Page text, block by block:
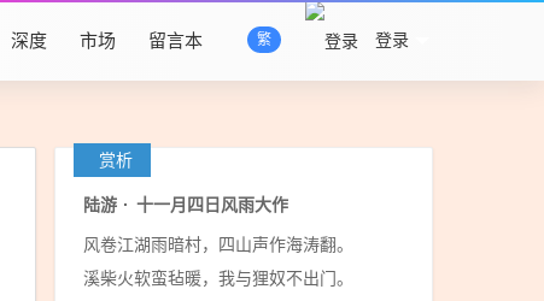
登录
繁
深度 市场 留言本
赏析
陆游 · 十一月四日风雨大作
风卷江湖雨暗村，四山声作海涛翻。
溪柴火软蛮毡暖，我与狸奴不出门。